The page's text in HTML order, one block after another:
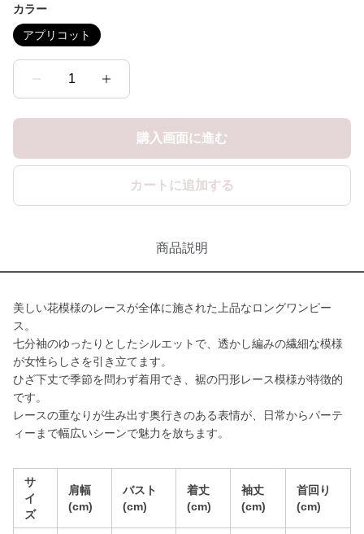
カラー
アプリコット
1
購入画面に進む
カートに追加する
商品説明
美しい花模様のレースが全体に施された上品なロングワンピー
ス。
七分袖のゆったりとしたシルエットで、透かし編みの繊細な模様
が女性らしさを引き立てます。
ひざ下丈で季節を問わず着用でき、裾の円形レース模様が特徴的
です。
レースの重なりが生み出す奥行きのある表情が、日常からパーテ
ィーまで幅広いシーンで魅力を放ちます。
サ
イ
ズ
肩幅
(cm)
バスト
(cm)
着丈
(cm)
袖丈
(cm)
首回り
(cm)